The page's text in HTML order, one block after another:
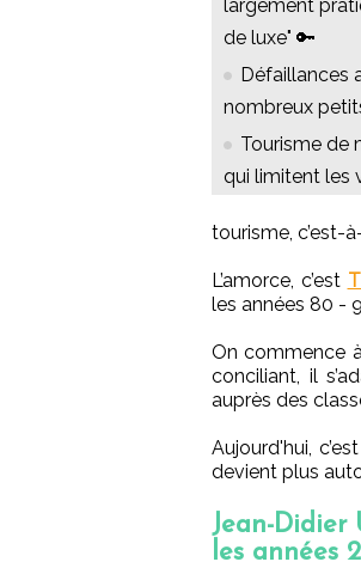
largement
de luxe" 🔑
Défaillances
nombreux
Tourisme de
qui limitent les
tourisme, c’est-
L’amorce, c’est
les années 80 -
On commence
conciliant, il
auprès des
Aujourd'hui,
devient plus
Jean-Didier
les années